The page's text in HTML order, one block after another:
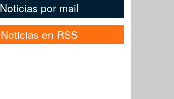
Noticias por mail
Noticias en RSS